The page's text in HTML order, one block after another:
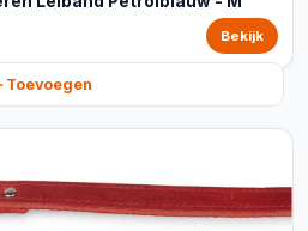
Bekijk
Toevoegen